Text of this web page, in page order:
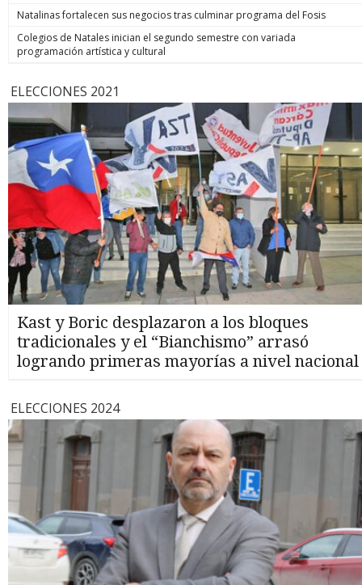
Natalinas fortalecen sus negocios tras culminar programa del Fosis
Colegios de Natales inician el segundo semestre con variada
programación artística y cultural
ELECCIONES 2021
Kast y Boric desplazaron a los bloques
tradicionales y el “Bianchismo” arrasó
logrando primeras mayorías a nivel nacional
ELECCIONES 2024